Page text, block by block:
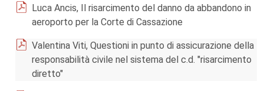
Luca Ancis, Il risarcimento del danno da abbandono in
aeroporto per la Corte di Cassazione
Valentina Viti, Questioni in punto di assicurazione della
responsabilità civile nel sistema del c.d. "risarcimento
diretto"